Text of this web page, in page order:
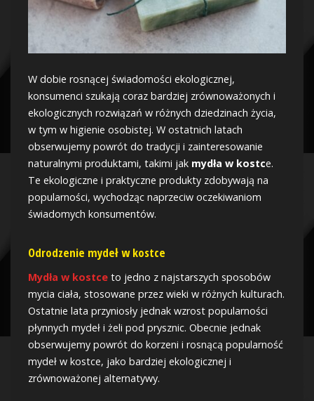
W dobie rosnącej świadomości ekologicznej,
konsumenci szukają coraz bardziej zrównoważonych i
ekologicznych rozwiązań w różnych dziedzinach życia,
w tym w higienie osobistej. W ostatnich latach
obserwujemy powrót do tradycji i zainteresowanie
naturalnymi produktami, takimi jak mydła w kostce.
Te ekologiczne i praktyczne produkty zdobywają na
popularności, wychodząc naprzeciw oczekiwaniom
świadomych konsumentów.
Odrodzenie mydeł w kostce
Mydła w kostce to jedno z najstarszych sposobów
mycia ciała, stosowane przez wieki w różnych kulturach.
Ostatnie lata przyniosły jednak wzrost popularności
płynnych mydeł i żeli pod prysznic. Obecnie jednak
obserwujemy powrót do korzeni i rosnącą popularność
mydeł w kostce, jako bardziej ekologicznej i
zrównoważonej alternatywy.